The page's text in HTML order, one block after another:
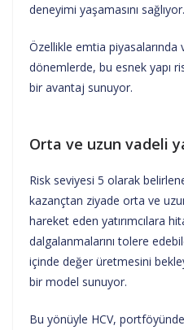
deneyimi yaşamasını sağlıyor.
Özellikle emtia piyasalarında
dönemlerde, bu esnek yapı
bir avantaj sunuyor.
Orta ve uzun vadeli
Risk seviyesi 5 olarak
kazançtan ziyade orta ve
hareket eden yatırımcılara
dalgalanmalarını tolere
içinde değer üretmesini
bir model sunuyor.
Bu yönüyle HCV, portföyünde